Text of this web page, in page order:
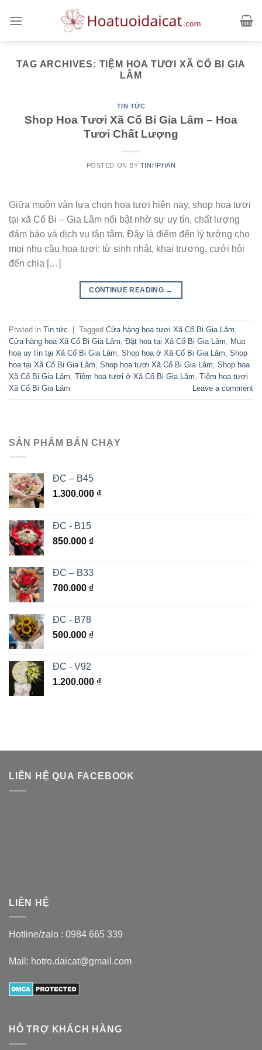
TAG ARCHIVES: TIỆM HOA TƯƠI XÃ CỔ BI GIA
LÂM
TIN TỨC
Shop Hoa Tươi Xã Cổ Bi Gia Lâm – Hoa
Tươi Chất Lượng
POSTED ON BY TINHPHAN
Giữa muôn vàn lựa chọn hoa tươi hiện nay, shop hoa tươi
tại xã Cổ Bi – Gia Lâm nổi bật nhờ sự uy tín, chất lượng
đảm bảo và dịch vụ tận tâm. Đây là điểm đến lý tưởng cho
mọi nhu cầu hoa tươi: từ sinh nhật, khai trương, cưới hỏi
đến chia […]
CONTINUE READING →
Posted in Tin tức Tagged Cửa hàng hoa tươi Xã Cổ Bi Gia Lâm
Cửa hàng hoa Xã Cổ Bi Gia Lâm Đặt hoa tại Xã Cổ Bi Gia Lâm
Mua
hoa uy tín tại Xã Cổ Bi Gia Lâm Shop hoa ở Xã Cổ Bi Gia Lâm Shop
hoa tại Xã Cổ Bi Gia Lâm Shop hoa tươi Xã Cổ Bi Gia Lâm Shop hoa
Xã Cổ Bi Gia Lâm Tiệm hoa tươi ở Xã Cổ Bi Gia Lâm Tiệm hoa tươi
Xã Cổ Bi Gia Lâm
Leave a comment
SẢN PHẨM BÁN CHẠY
ĐC – B45
1.300.000 ₫
ĐC - B15
850.000 ₫
ĐC – B33
700.000 ₫
ĐC - B78
500.000 ₫
ĐC - V92
1.200.000 ₫
LIÊN HỆ QUA FACEBOOK
LIÊN HỆ
Hotline/zalo : 0984 665 339
Mail: hotro.daicat@gmail.com
HỖ TRỢ KHÁCH HÀNG